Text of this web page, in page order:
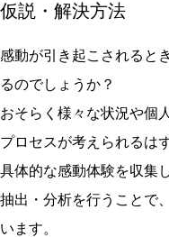
仮説・解決方法
感動が引き起こされると
るのでしょうか？
おそらく様々な状況や個
プロセスが考えられるは
具体的な感動体験を収集
抽出・分析を⾏うことで
います。